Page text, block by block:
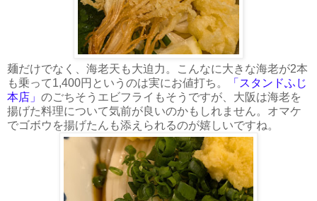
麺だけでなく、海老天も大迫力。こんなに大きな海老が2本
も乗って1,400円というのは実にお値打ち。
「スタンドふじ
本店」 のごちそうエビフライもそうですが、大阪は海老を
揚げた料理について気前が良いのかもしれません。オマケ
でゴボウを揚げたんも添えられるのが嬉しいですね。